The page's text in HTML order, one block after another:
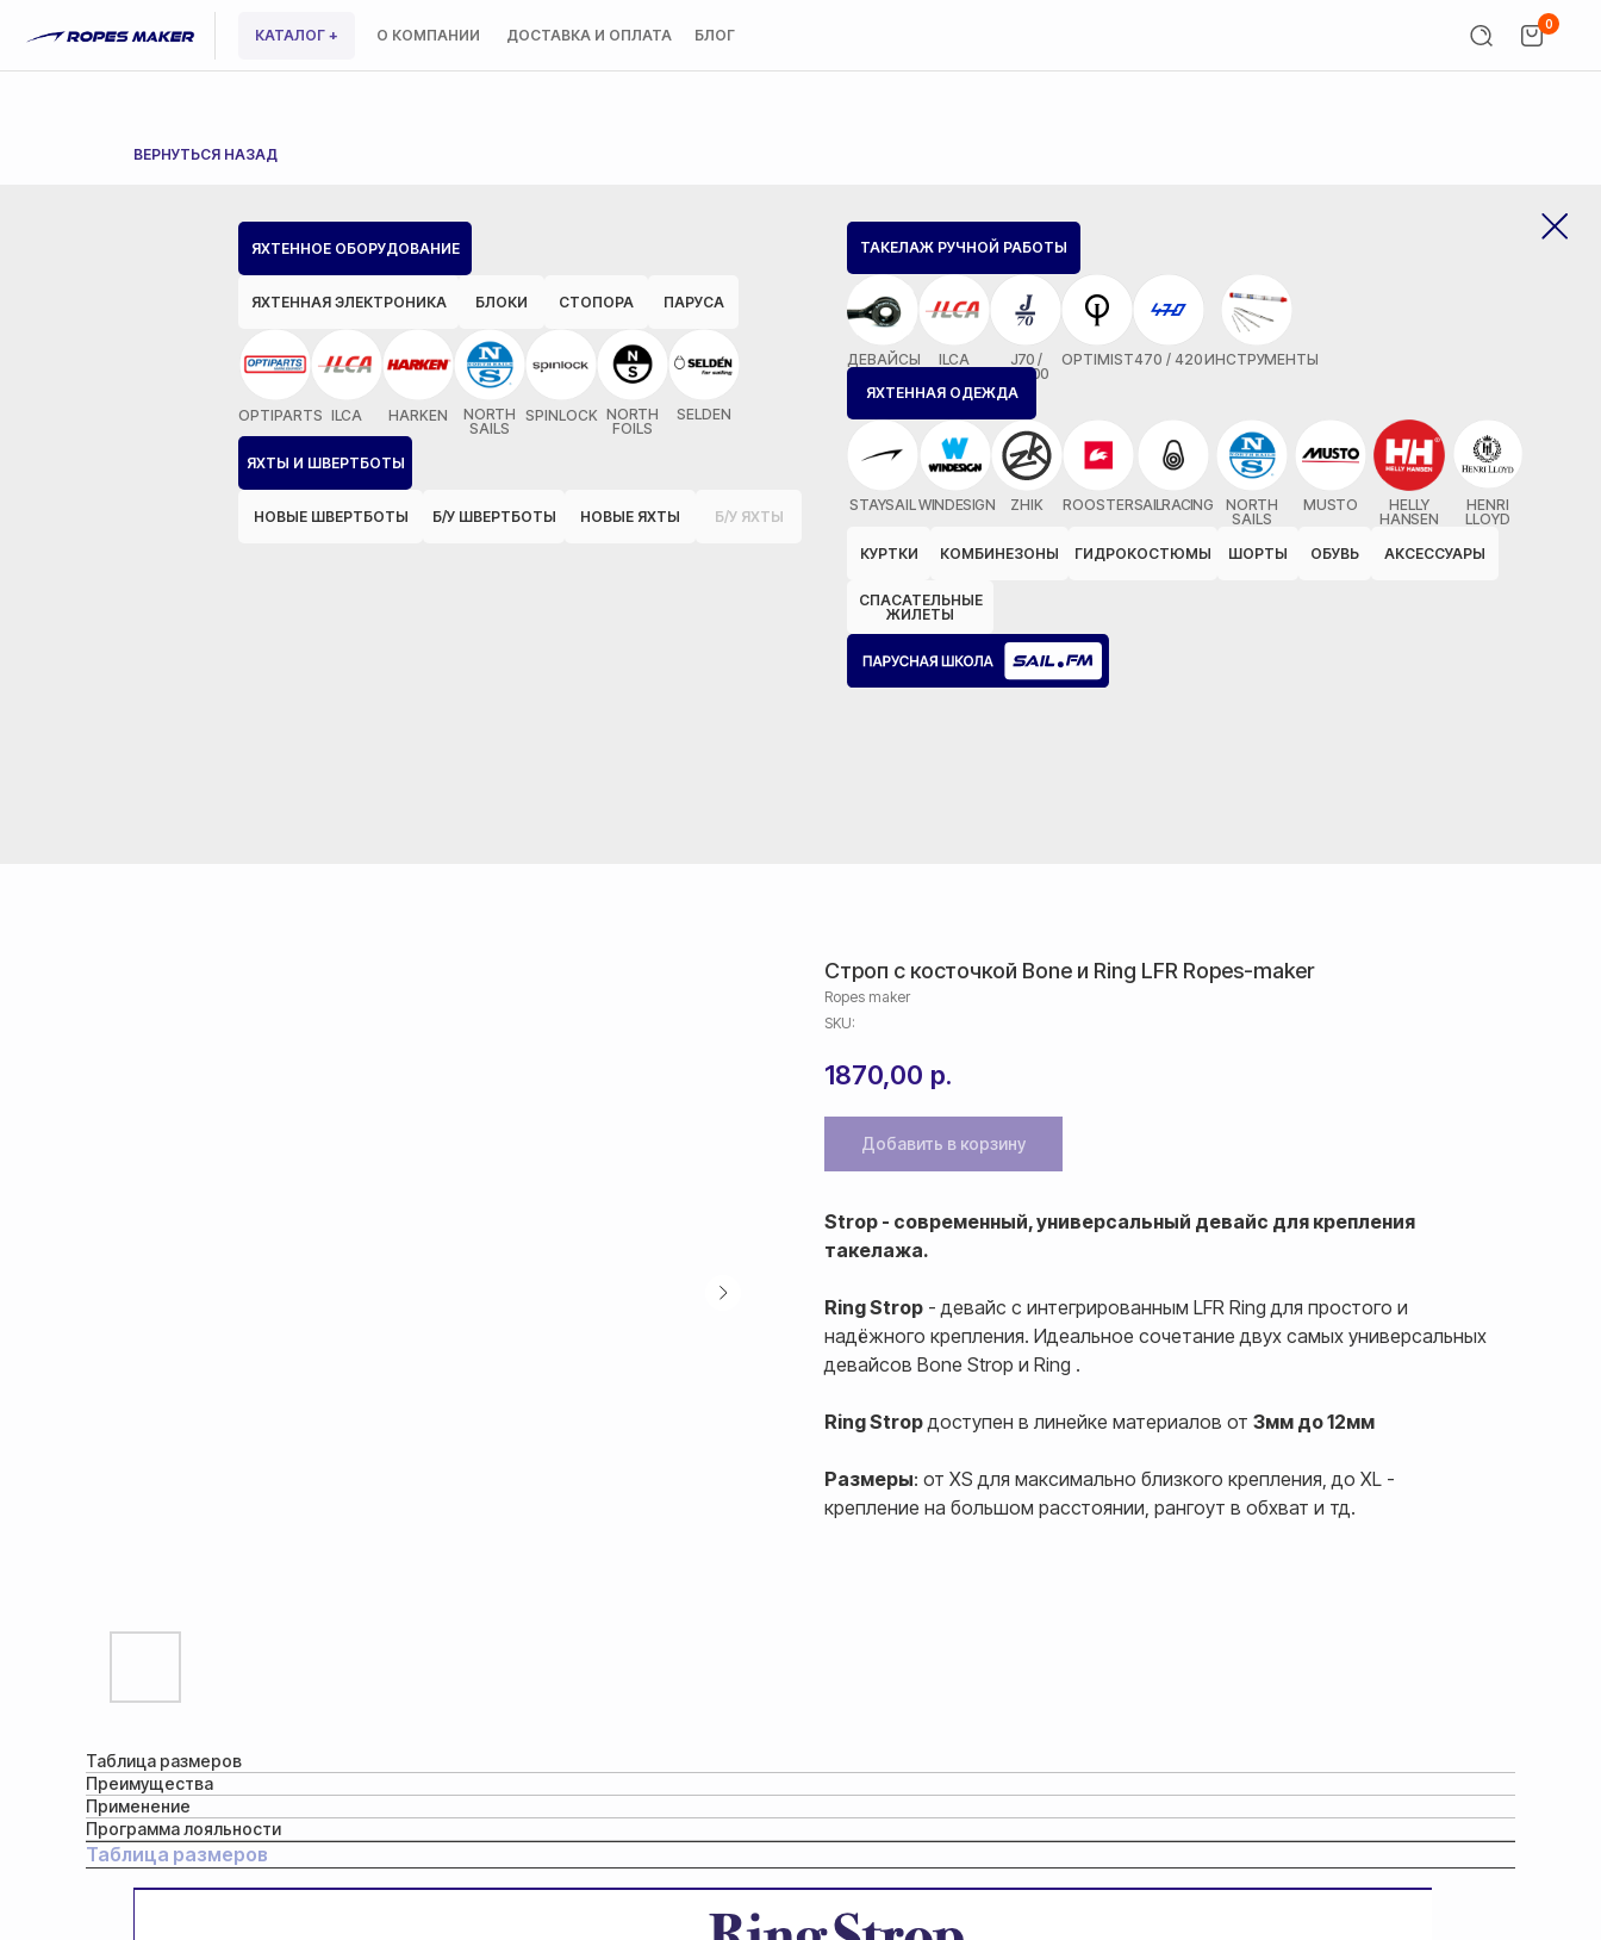
О КОМПАНИИ ДОСТАВКА И ОПЛАТА БЛОГ
КАТАЛОГ +
0
ВЕРНУТЬСЯ НАЗАД
ЯХТЕННОЕ ОБОРУДОВАНИЕ
ЯХТЕННАЯ ЭЛЕКТРОНИКА БЛОКИ СТОПОРА ПАРУСА
OPTIPARTS ILCA HARKEN
NORTH
SAILS
SPINLOCK NORTH
FOILS
SELDEN
ЯХТЫ И ШВЕРТБОТЫ
НОВЫЕ ШВЕРТБОТЫ Б/У ШВЕРТБОТЫ НОВЫЕ ЯХТЫ Б/У ЯХТЫ
ТАКЕЛАЖ РУЧНОЙ РАБОТЫ
ДЕВАЙСЫ ILCA
J70 /
MX700
OPTIMIST470 / 420ИНСТРУМЕНТЫ
ЯХТЕННАЯ ОДЕЖДА
STAYSAILWINDESIGN ZHIK ROOSTERSAILRACING
NORTH
SAILS
MUSTO
HELLY
HANSEN
HENRI
LLOYD
КУРТКИ
КОМБИНЕЗОНЫ ГИДРОКОСТЮМЫ ШОРТЫ ОБУВЬ АКСЕССУАРЫ
СПАСАТЕЛЬНЫЕ
ЖИЛЕТЫ
Строп с косточкой Bone и Ring LFR Ropes-maker
Ropes maker
SKU:
1870,00 р.
Добавить в корзину
Strop - современный, универсальный девайс для крепления
такелажа.
Ring Strop - девайс с интегрированным LFR Ring для простого и
надёжного крепления. Идеальное сочетание двух самых универсальных
девайсов Bone Strop и Ring .
Ring Strop доступен в линейке материалов от 3мм до 12мм
Размеры: от XS для максимально близкого крепления, до XL -
крепление на большом расстоянии, рангоут в обхват и тд.
Таблица размеров
Преимущества
Применение
Программа лояльности
Таблица размеров